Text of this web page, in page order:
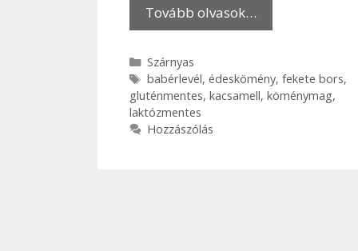
Tovább olvasok…
Kategória
Szárnyas
Címkék
babérlevél, édeskömény, fekete bors,
gluténmentes, kacsamell, köménymag,
laktózmentes
Hozzászólás